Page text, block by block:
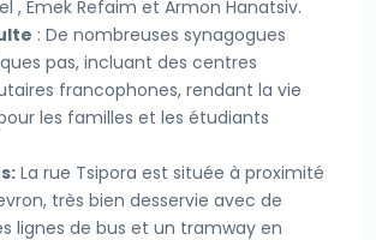
, Emek Refaim et Armon Hanatsiv.
: De nombreuses synagogues
pas, incluant des centres
francophones, rendant la vie
les familles et les étudiants
La rue Tsipora est située à proximité
très bien desservie avec de
lignes de bus et un tramway en